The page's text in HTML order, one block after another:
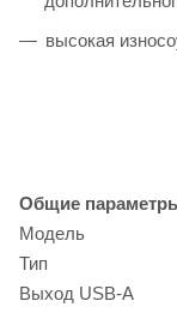
высокая
Общие
Модель
Тип
Выход USB-A